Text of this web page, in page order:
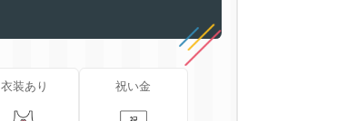
衣装あり 祝い金